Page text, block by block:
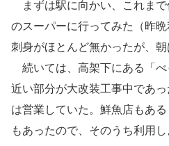
まずは駅に向かい、これまで
のスーパーに行ってみた（昨
刺身がほとんど無かったが、朝
続いては、高架下にある「べ
近い部分が大改装工事中であ
は営業していた。鮮魚店もあ
もあったので、そのうち利用し